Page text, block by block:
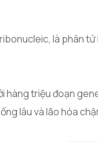
là phân
hàng triệu đoạn
lâu và lão hóa